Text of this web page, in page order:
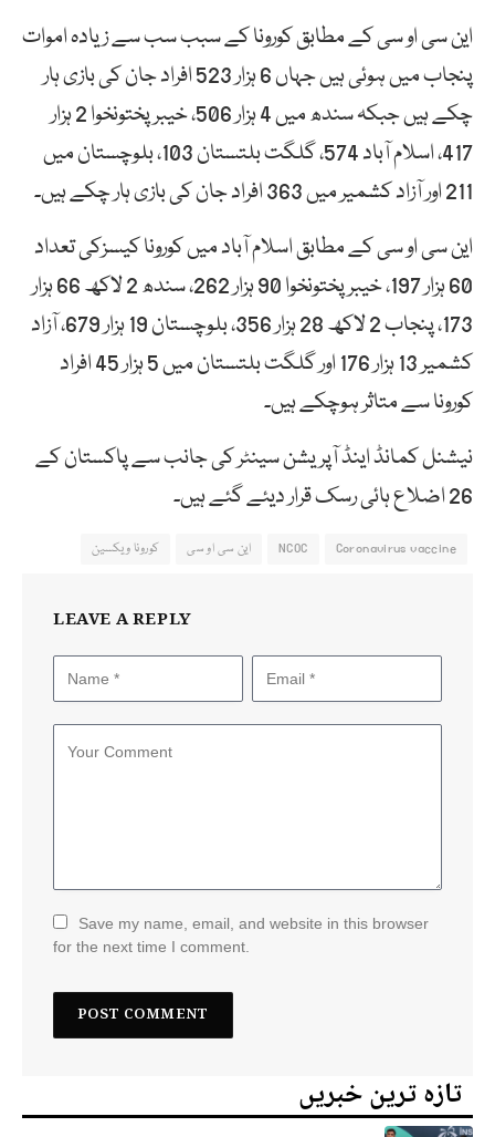
این سی او سی کے مطابق کورونا کے سبب سب سے زیادہ اموات
پنجاب میں ہوئی ہیں جہاں 6 ہزار 523 افراد جان کی بازی ہار
چکے ہیں جبکہ سندھ میں 4 ہزار 506، خیبر پختونخوا 2 ہزار
417، اسلام آباد 574، گلگت بلتستان 103، بلوچستان میں
211 اور آزاد کشمیر میں 363 افراد جان کی بازی ہار چکے ہیں۔
این سی او سی کے مطابق اسلام آباد میں کورونا کیسزکی تعداد
60 ہزار 197، خیبر پختونخوا 90 ہزار 262، سندھ 2 لاکھ 66 ہزار
173، پنجاب 2 لاکھ 28 ہزار 356، بلوچستان 19 ہزار 679، آزاد
کشمیر 13 ہزار 176 اور گلگت بلتستان میں 5 ہزار 45 افراد
کورونا سے متاثر ہوچکے ہیں۔
نیشنل کمانڈ اینڈ آپریشن سینٹر کی جانب سے پاکستان کے
26 اضلاع ہائی رسک قرار دیئے گئے ہیں۔
Coronavirus vaccine
NCOC این سی او سی کورونا ویکسین
LEAVE A REPLY
Save my name, email, and website in this browser
for the next time I comment.
تازہ ترین خبریں